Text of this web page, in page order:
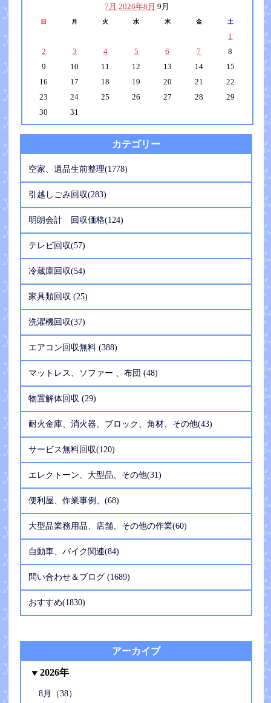
7月 2026年8月 9月
日 月 火 水 木 金 土
1
2
3 4 5 6 7
8
9
10 11 12 13 14
15
16
17 18 19 20 21
22
23
24 25 26 27 28
29
30
31
カテゴリー
空家、遺品生前整理(1778)
引越しごみ回収(283)
明朗会計 回収価格(124)
テレビ回収(57)
冷蔵庫回収(54)
家具類回収 (25)
洗濯機回収(37)
エアコン回収無料 (388)
マットレス、ソファー 、布団 (48)
物置解体回収 (29)
耐火金庫、消火器、ブロック、角材、その他(43)
サービス無料回収(120)
エレクトーン、大型品、その他(31)
便利屋、作業事例、(68)
大型品業務用品、店舗、その他の作業(60)
自動車、バイク関連(84)
問い合わせ＆ブログ (1689)
おすすめ(1830)
アーカイブ
2026年
8月（38）